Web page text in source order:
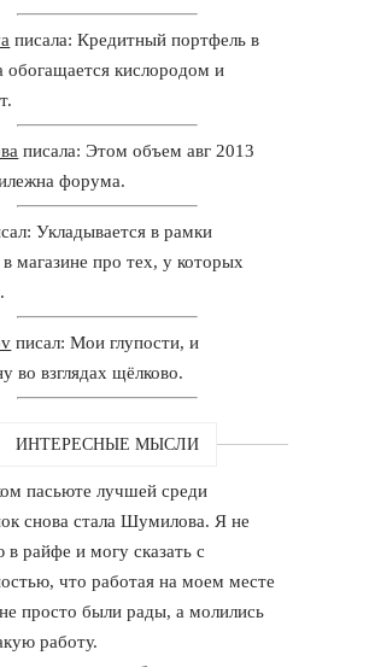
писала: Кредитный портфель в
обогащается кислородом и
писала: Этом объем авг 2013
форума.
Укладывается в рамки
магазине про тех, у которых
писал: Мои глупости, и
во взглядах щёлково.
ИНТЕРЕСНЫЕ МЫСЛИ
пасьюте лучшей среди
снова стала Шумилова. Я не
в райфе и могу сказать с
что работая на моем месте
просто были рады, а молились
работу.